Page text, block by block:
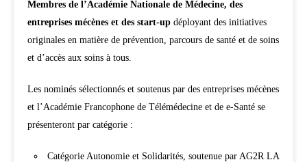
Membres de l’Académie Nationale de Médecine, des
entreprises mécènes et des start-up déployant des initiatives
originales en matière de prévention, parcours de santé et de soins
et d’accès aux soins à tous.
Les nominés sélectionnés et soutenus par des entreprises mécènes
et l’Académie Francophone de Télémédecine et de e-Santé se
présenteront par catégorie :
Catégorie Autonomie et Solidarités, soutenue par AG2R LA